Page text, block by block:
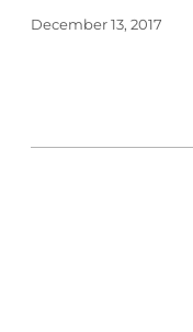
December 13, 2017